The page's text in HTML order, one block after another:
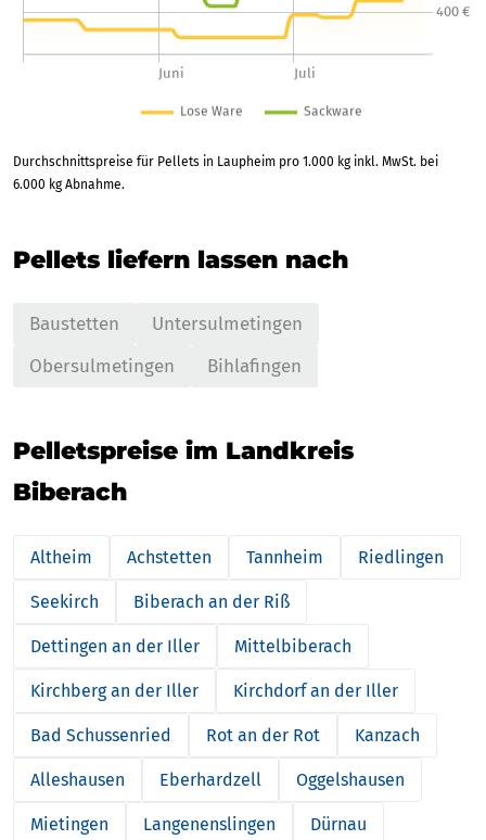
Durchschnittspreise für Pellets in Laupheim pro 1.000 kg inkl. MwSt. bei
6.000 kg Abnahme.
Pellets liefern lassen nach
Baustetten
Untersulmetingen
Obersulmetingen
Bihlafingen
Pelletspreise im Landkreis
Biberach
Altheim Achstetten Tannheim Riedlingen
Seekirch Biberach an der Riß
Dettingen an der Iller Mittelbiberach
Kirchberg an der Iller Kirchdorf an der Iller
Bad Schussenried Rot an der Rot Kanzach
Alleshausen Eberhardzell Oggelshausen
Mietingen Langenenslingen Dürnau